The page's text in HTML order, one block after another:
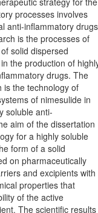
processes involves
anti-inflammatory
is the processes of
solid dispersed
the production of
drugs. The
is the technology of
of nimesulide in
soluble anti-
aim of the dissertation
for a highly soluble
form of a solid
on pharmaceutically
and excipients with
properties that
of the active
The scientific results